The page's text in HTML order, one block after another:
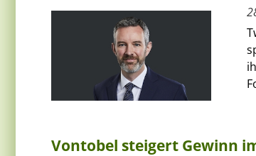
Vontobel steigert Gewinn